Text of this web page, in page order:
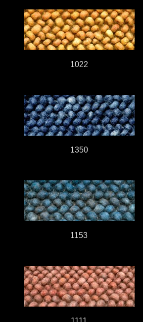
1022
1350
1153